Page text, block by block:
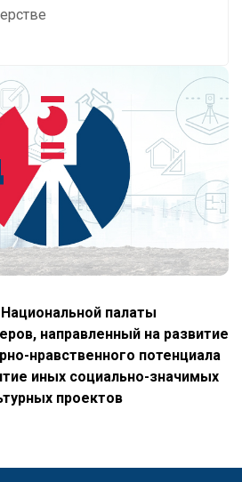
палаты
направленный на развитие
нравственного потенциала
иных социально-значимых
проектов